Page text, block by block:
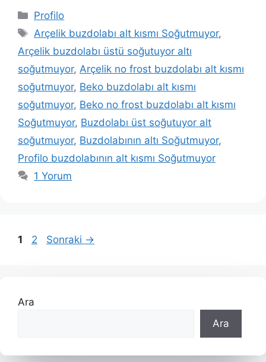
Kategoriler
Profilo
Etiketler
Arçelik buzdolabı alt kısmı Soğutmuyor,
Arçelik buzdolabı üstü soğutuyor altı
soğutmuyor, Arçelik no frost buzdolabı alt kısmı
soğutmuyor, Beko buzdolabı alt kısmı
soğutmuyor, Beko no frost buzdolabı alt kısmı
Soğutmuyor, Buzdolabı üst soğutuyor alt
soğutmuyor, Buzdolabının altı Soğutmuyor,
Profilo buzdolabının alt kısmı Soğutmuyor
1 Yorum
Sayfa
1 Sayfa
2 Sonraki →
Ara
Ara